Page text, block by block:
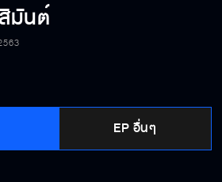
มันต์
EP อื่นๆ